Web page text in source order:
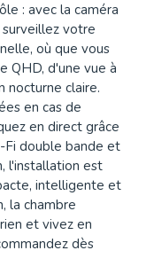
: avec la caméra
votre
où que vous
QHD, d'une vue à
nocturne claire.
en cas de
en direct grâce
Fi double bande et
l'installation est
intelligente et
la chambre
et vivez en
dès